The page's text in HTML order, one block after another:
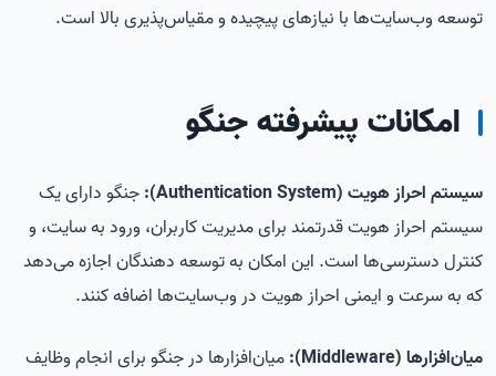
توسعه وب‌سایت‌ها با نیازهای پیچیده و مقیاس‌پذیری بالا است.
امکانات پیشرفته جنگو
سیستم احراز هویت (Authentication System):
جنگو دارای یک
سیستم احراز هویت قدرتمند برای مدیریت کاربران، ورود به سایت، و
کنترل دسترسی‌ها است. این امکان به توسعه دهندگان اجازه می‌دهد
که به سرعت و ایمنی احراز هویت در وب‌سایت‌ها اضافه کنند.
میان‌افزارها (Middleware):
میان‌افزارها در جنگو برای انجام وظایف